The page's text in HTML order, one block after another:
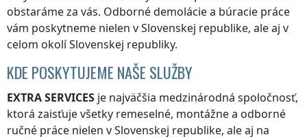
obstaráme za vás. Odborné demolácie a búracie práce
vám poskytneme nielen v Slovenskej republike, ale aj v
celom okolíSlovenskej republiky.
KDE POSKYTUJEME NAŠE SLUŽBY
EXTRA SERVICES je najväčšia medzinárodná spoločnosť,
ktorá zaisťuje všetky remeselné, montážne a odborné
ručné práce nielen v Slovenskej republike, ale aj na